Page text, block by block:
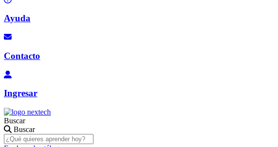
Ayuda
Contacto
Ingresar
Buscar
Buscar